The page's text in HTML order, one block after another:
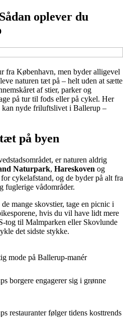
oplever du
fra København, men byder alligevel
naturen tæt på – helt uden at sætte
af stier, parker og
på tur til fods eller på cykel. Her
nyde friluftslivet i Ballerup –
på byen
er naturen aldrig
Naturpark, Hareskoven og
cykelafstand, og de byder på alt fra
fuglerige vådområder.
mange skovstier, tage en picnic i
hvis du vil have lidt mere
tog til Malmparken eller Skovlunde
det sidste stykke.
mode på Ballerup-manér
borgere engagerer sig i grønne
restauranter følger tidens kosttrends